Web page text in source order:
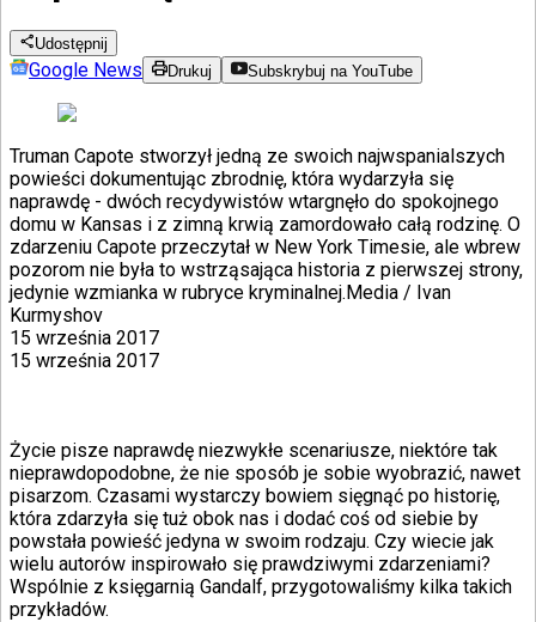
Udostępnij
Google News Drukuj Subskrybuj na YouTube
Truman Capote stworzył jedną ze swoich najwspanialszych
powieści dokumentując zbrodnię, która wydarzyła się
naprawdę - dwóch recydywistów wtargnęło do spokojnego
domu w Kansas i z zimną krwią zamordowało całą rodzinę. O
zdarzeniu Capote przeczytał w New York Timesie, ale wbrew
pozorom nie była to wstrząsająca historia z pierwszej strony,
jedynie wzmianka w rubryce kryminalnej.Media / Ivan
Kurmyshov
15 września 2017
15 września 2017
Życie pisze naprawdę niezwykłe scenariusze, niektóre tak
nieprawdopodobne, że nie sposób je sobie wyobrazić, nawet
pisarzom. Czasami wystarczy bowiem sięgnąć po historię,
która zdarzyła się tuż obok nas i dodać coś od siebie by
powstała powieść jedyna w swoim rodzaju. Czy wiecie jak
wielu autorów inspirowało się prawdziwymi zdarzeniami?
Wspólnie z księgarnią Gandalf, przygotowaliśmy kilka takich
przykładów.